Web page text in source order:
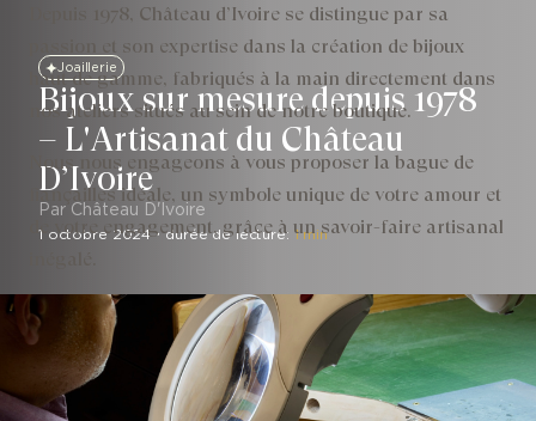
Joaillerie
Bijoux sur mesure depuis 1978
– L'Artisanat du Château
D’Ivoire
Par Château D'Ivoire
1 octobre 2024・durée de lecture: 1 min
Depuis 1978, Château d’Ivoire se distingue par sa
passion et son expertise dans la création de bijoux
haut de gamme, fabriqués à la main directement dans
nos ateliers situés au sein de notre boutique.
Nous nous engageons à vous proposer la bague de
fiançailles idéale, un symbole unique de votre amour et
de votre engagement, grâce à un savoir-faire artisanal